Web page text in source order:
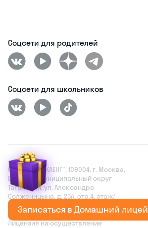
Записаться в Домашний лицей
Соцсети для родителей
Соцсети для школьников
ОАНО ДПО "СКАЕНГ", 109004, г. Москва,
Вн. тер. г. муниципальный округ
Таганский, ул. Александра
Солженицына, д. 23А, стр.4, этаж/
помещ. 1/III, ком. 1
Лицензия на осуществление